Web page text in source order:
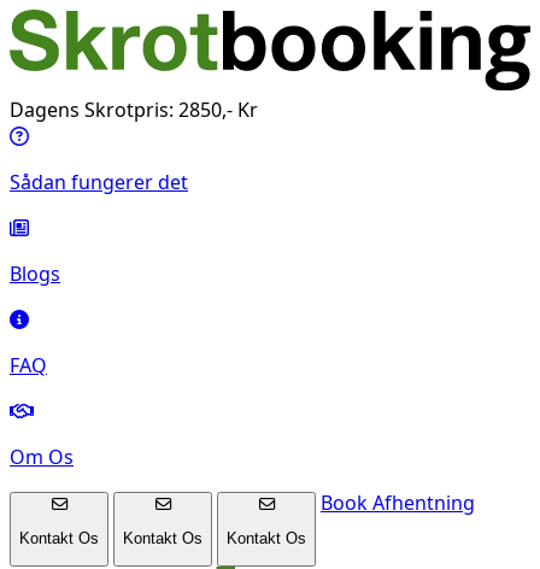
Dagens Skrotpris: 2850,- Kr
Sådan fungerer det
Blogs
FAQ
Om Os
Kontakt Os Kontakt Os Kontakt Os
Book Afhentning